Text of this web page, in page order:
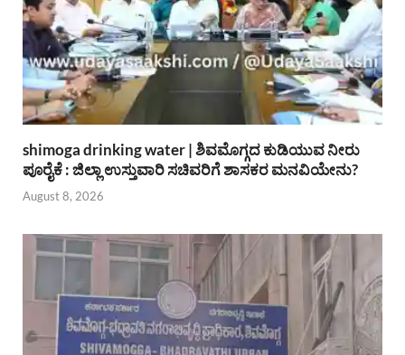
shimoga drinking water | ಶಿವಮೊಗ್ಗದ ಕುಡಿಯುವ ನೀರು
ಪೂರೈಕೆ : ಜಿಲ್ಲಾ ಉಸ್ತುವಾರಿ ಸಚಿವರಿಗೆ ಶಾಸಕರ ಮನವಿಯೇನು?
August 8, 2026